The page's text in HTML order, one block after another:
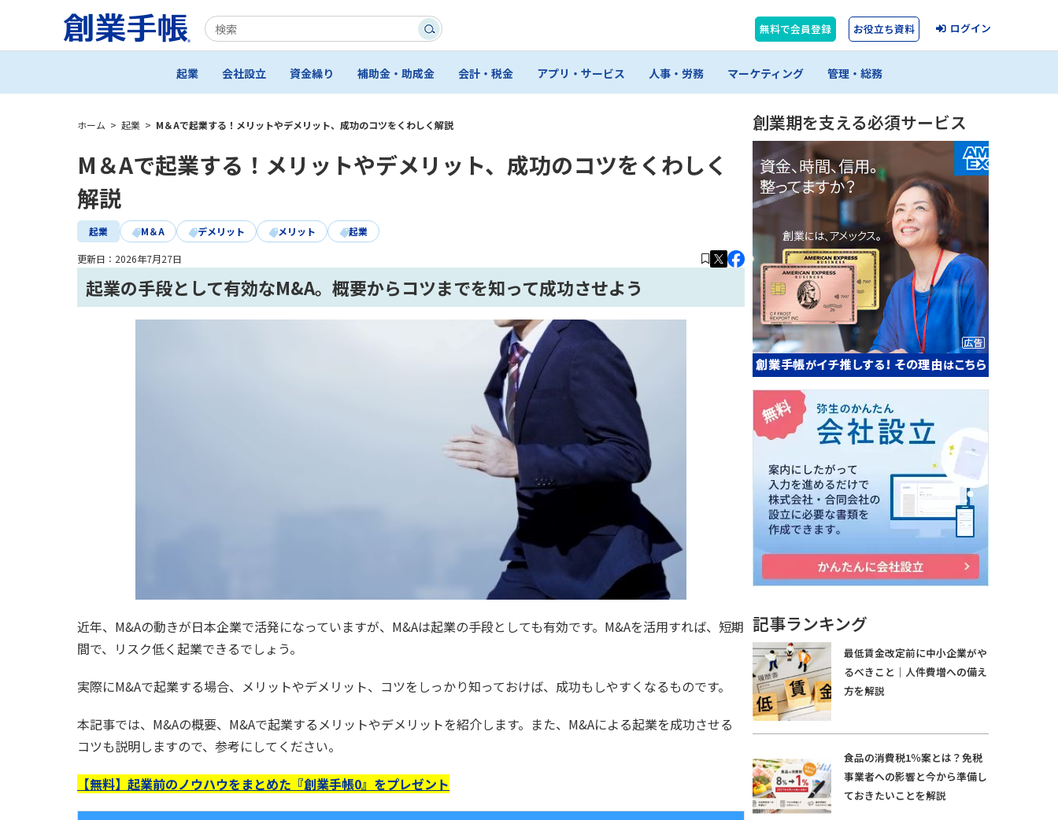
無料で会員登録 お役立ち資料 ログイン
起業 会社設立 資金繰り 補助金・助成金 会計・税金 アプリ・サービス 人事・労務 マーケティング 管理・総務
ホーム > 起業 > M＆Aで起業する！メリットやデメリット、成功のコツをくわしく解説
M＆Aで起業する！メリットやデメリット、成功のコツをくわしく
解説
起業 M＆A デメリット メリット 起業
更新日： 2026年7月27日
起業の手段として有効なM&A。概要からコツまでを知って成功させよう
近年、M&Aの動きが日本企業で活発になっていますが、M&Aは起業の手段としても有効です。M&Aを活用すれば、短期
間で、リスク低く起業できるでしょう。
実際にM&Aで起業する場合、メリットやデメリット、コツをしっかり知っておけば、成功もしやすくなるものです。
本記事では、M&Aの概要、M&Aで起業するメリットやデメリットを紹介します。また、M&Aによる起業を成功させる
コツも説明しますので、参考にしてください。
【無料】起業前のノウハウをまとめた『創業手帳0』をプレゼント
創業期を支える必須サービス
記事ランキング
最低賃金改定前に中小企業がや
るべきこと｜人件費増への備え
方を解説
食品の消費税1％案とは？免税
事業者への影響と今から準備し
ておきたいことを解説